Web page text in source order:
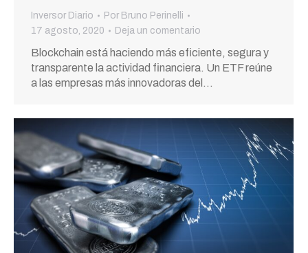
Inversor Diario Por Bruno Perinelli
17 agosto, 2020
Deja un comentario
Blockchain está haciendo más eficiente, segura y
transparente la actividad financiera. Un ETF reúne
a las empresas más innovadoras del…